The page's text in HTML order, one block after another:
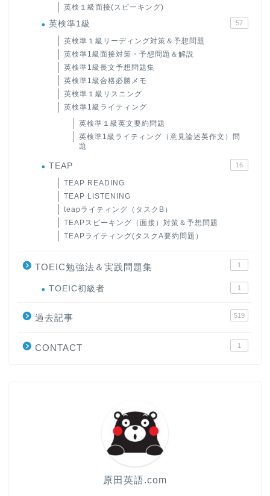
英検１級面接(スピーキング)
英検準1級 57
英検準１級リーディング対策＆予想問題
英検準1級面接対策・予想問題＆解説
英検準1級長文予想問題集
英検準1級合格必勝メモ
英検準１級リスニング
英検準1級ライティング
英検準１級英文要約問題
英検準1級ライティング（意見論述英作文）問
題
TEAP 16
TEAP READING
TEAP LISTENING
teapライティング（タスクB）
TEAPスピーキング（面接）対策＆予想問題
TEAPライティング(タスクA要約問題）
TOEIC勉強法＆実践問題集 1
TOEIC初級者 1
過去記事 519
CONTACT 1
原田英語.com
大学入試英語対策講座
英語名言・格言・カッコい
い英語＆素敵な英文フレー